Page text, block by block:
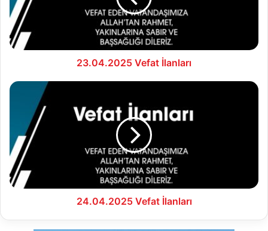
23.04.2025 Vefat İlanları
24.04.2025
24.04.2025 Vefat İlanları